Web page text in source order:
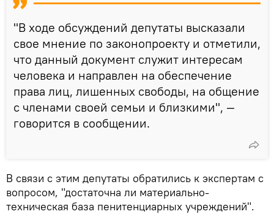
"В ходе обсуждений депутаты высказали
свое мнение по законопроекту и отметили,
что данный документ служит интересам
человека и направлен на обеспечение
права лиц, лишенных свободы, на общение
с членами своей семьи и близкими", —
говорится в сообщении.
В связи с этим депутаты обратились к экспертам с
вопросом, "достаточна ли материально-
техническая база пенитенциарных учреждений".